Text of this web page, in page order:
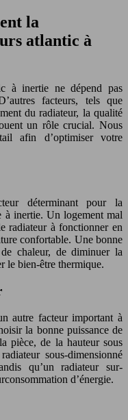
la
atlantic à
à inertie ne dépend pas
facteurs, tels que
du radiateur, la qualité
un rôle crucial. Nous
afin d’optimiser votre
déterminant pour la
à inertie. Un logement mal
radiateur à fonctionner en
confortable. Une bonne
chaleur, de diminuer la
le bien-être thermique.
autre facteur important à
la bonne puissance de
pièce, de la hauteur sous
sous-dimensionné
qu’un radiateur sur-
d’énergie.